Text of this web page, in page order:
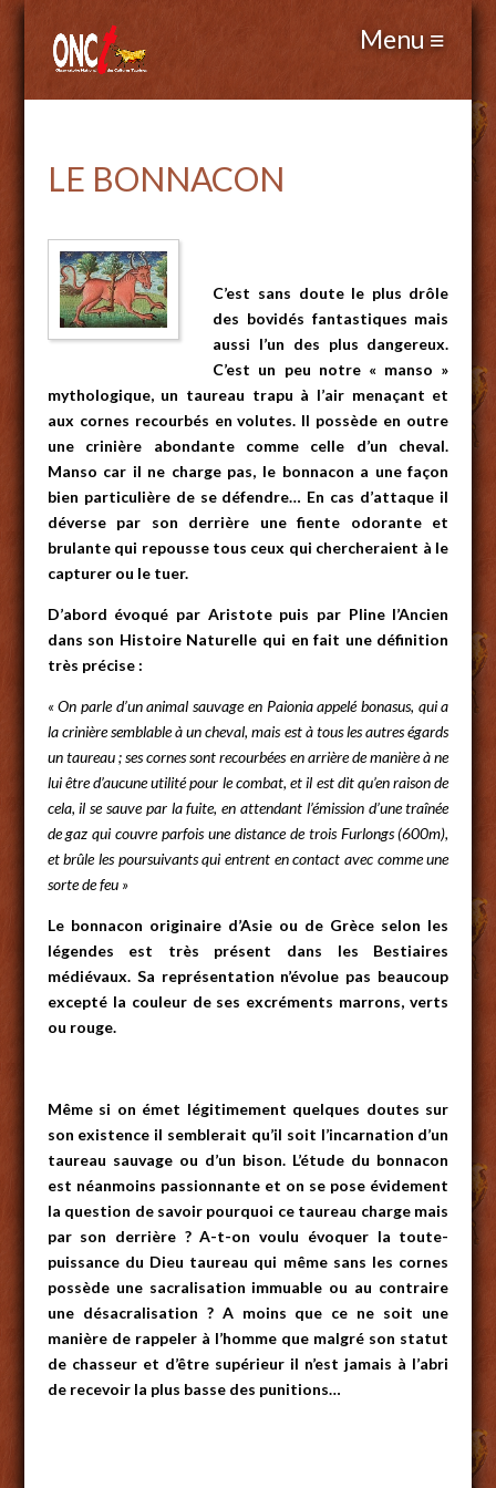
LE BONNACON
C’est sans doute le plus drôle
des bovidés fantastiques mais
aussi l’un des plus dangereux.
C’est un peu notre « manso »
mythologique, un taureau trapu à l’air menaçant et
aux cornes recourbés en volutes. Il possède en outre
une crinière abondante comme celle d’un cheval.
Manso car il ne charge pas, le bonnacon a une façon
bien particulière de se défendre… En cas d’attaque il
déverse par son derrière une fiente odorante et
brulante qui repousse tous ceux qui chercheraient à le
capturer ou le tuer.
D’abord évoqué par Aristote puis par Pline l’Ancien
dans son Histoire Naturelle qui en fait une définition
très précise :
« On parle d’un animal sauvage en Paionia appelé bonasus, qui a
la crinière semblable à un cheval, mais est à tous les autres égards
un taureau ; ses cornes sont recourbées en arrière de manière à ne
lui être d’aucune utilité pour le combat, et il est dit qu’en raison de
cela, il se sauve par la fuite, en attendant l’émission d’une traînée
de gaz qui couvre parfois une distance de trois Furlongs (600m),
et brûle les poursuivants qui entrent en contact avec comme une
sorte de feu »
Le bonnacon originaire d’Asie ou de Grèce selon les
légendes est très présent dans les Bestiaires
médiévaux. Sa représentation n’évolue pas beaucoup
excepté la couleur de ses excréments marrons, verts
ou rouge.
Même si on émet légitimement quelques doutes sur
son existence il semblerait qu’il soit l’incarnation d’un
taureau sauvage ou d’un bison. L’étude du bonnacon
est néanmoins passionnante et on se pose évidement
la question de savoir pourquoi ce taureau charge mais
par son derrière ? A-t-on voulu évoquer la toute-
puissance du Dieu taureau qui même sans les cornes
possèdeune sacralisation immuable ou au contraire
une désacralisation ? A moins que ce ne soit une
manière de rappeler à l’homme que malgré son statut
de chasseur et d’être supérieur il n’est jamais à l’abri
de recevoir la plus basse des punitions…